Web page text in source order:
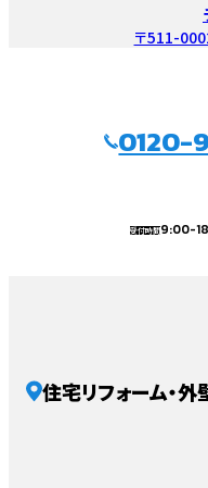
〒511-
0120-
受付時間9:00-
住宅リフォーム・